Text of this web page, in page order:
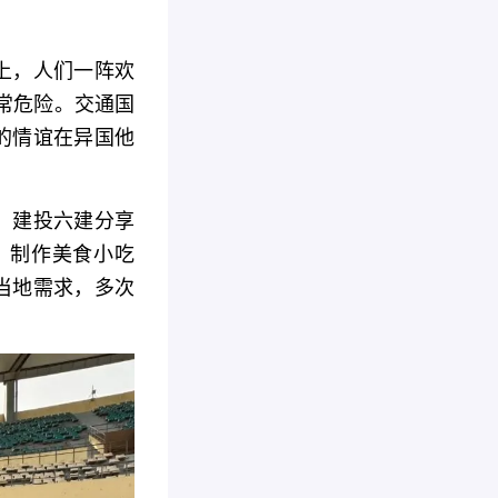
，人们一阵欢
危险。交通国
情谊在异国他
建投六建分享
制作美食小吃
地需求，多次